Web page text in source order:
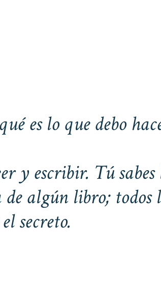
es lo que debo
y escribir. Tú sabes
algún libro; todos
secreto.